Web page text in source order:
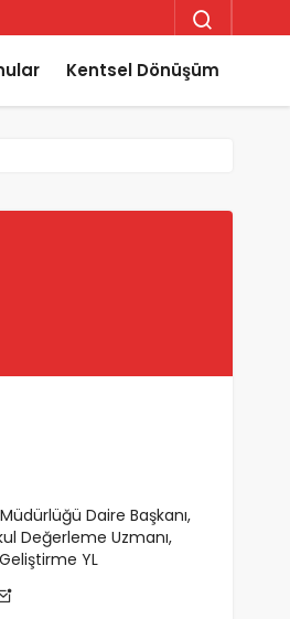
Kentsel Dönüşüm
Daire Başkanı,
Değerleme Uzmanı,
YL